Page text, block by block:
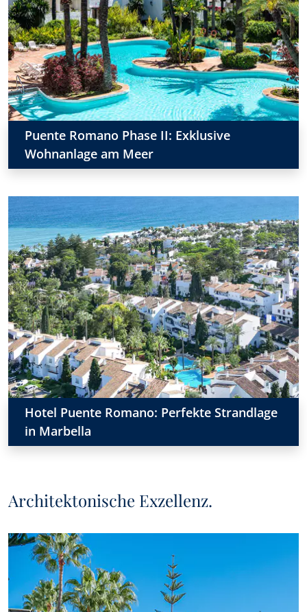
Puente Romano Phase II: Exklusive
Wohnanlage am Meer
Hotel Puente Romano: Perfekte Strandlage
in Marbella
Architektonische Exzellenz.